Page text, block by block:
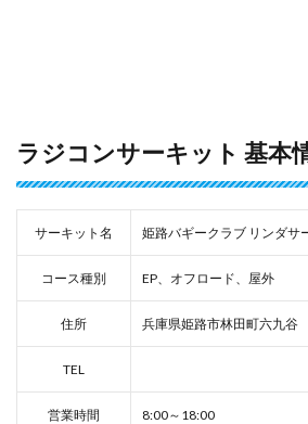
ラジコンサーキット 基本
サーキット名 姫路バギークラブ リンダサ
コース種別 EP、オフロード、屋外
住所 兵庫県姫路市林田町六九谷
TEL
営業時間 8:00～18:00